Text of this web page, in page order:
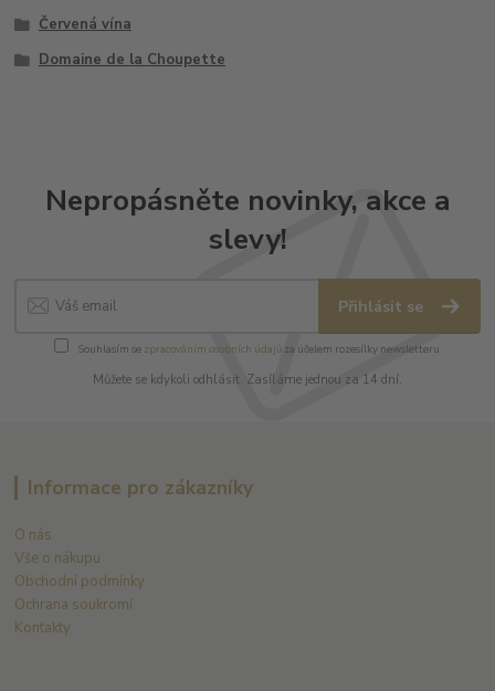
Červená vína
Domaine de la Choupette
Nepropásněte novinky, akce a
slevy!
Přihlásit se
Souhlasím se zpracováním osobních údajůza účelem rozesílky newsletteru.
Můžete se kdykoli odhlásit. Zasíláme jednou za 14 dní.
Informace pro zákazníky
O nás
Vše o nákupu
Obchodní podmínky
Ochrana soukromí
Kontakty